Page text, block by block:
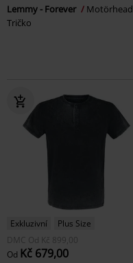
Lemmy - Forever
Motörhead
Tričko
Exkluzivní
Plus Size
DMC Od Kč 899,00
Od Kč 679,00